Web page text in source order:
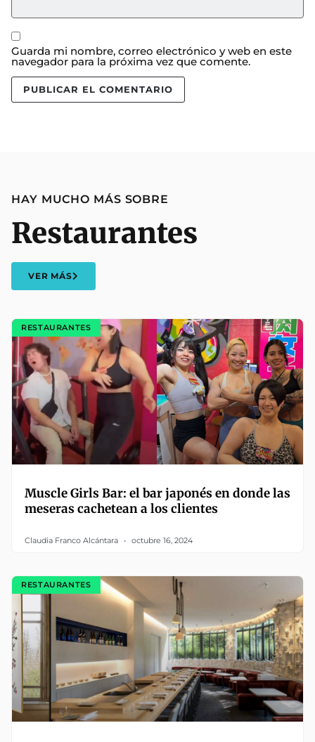
Guarda mi nombre, correo electrónico y web en este
navegador para la próxima vez que comente.
HAY MUCHO MÁS SOBRE
Restaurantes
VER MÁS
RESTAURANTES
Muscle Girls Bar: el bar japonés en donde las
meseras cachetean a los clientes
Claudia Franco Alcántara octubre 16, 2024
RESTAURANTES